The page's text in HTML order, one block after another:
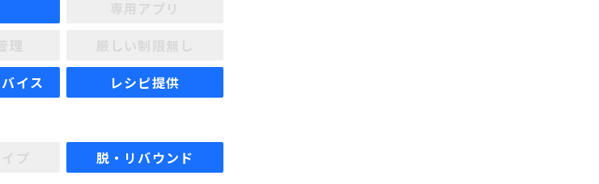
イス
レシピ提供
脱・リバウンド